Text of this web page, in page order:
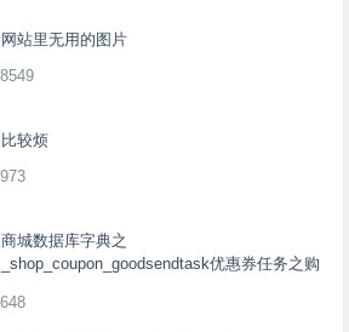
站里无用的图片
较烦
城数据库字典之
优惠券任务之购